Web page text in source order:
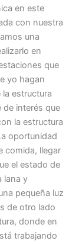
en este
con nuestra
una
en
que
yo hagan
estructura
de interés que
la estructura
oportunidad
comida, llegar
el estado de
lana y
pequeña luz
de otro lado
donde en
trabajando